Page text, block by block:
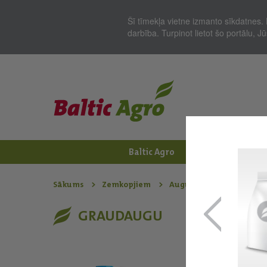
Šī tīmekļa vietne izmanto
darbība. Turpinot lietot šo portālu,
Baltic Agro
Sākums Zemkopjiem Augu aizsardzības
GRAUDAUGU
Avastel®